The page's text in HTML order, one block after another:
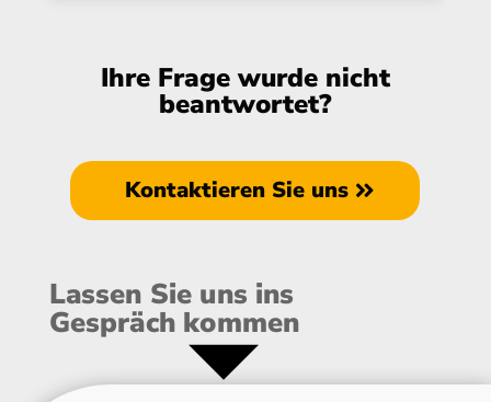
Gebühr von 75,00 € (inkl. MwSt.) an.
Ihre Frage wurde nicht
beantwortet?
Kontaktieren Sie uns
Lassen Sie uns ins
Gespräch kommen